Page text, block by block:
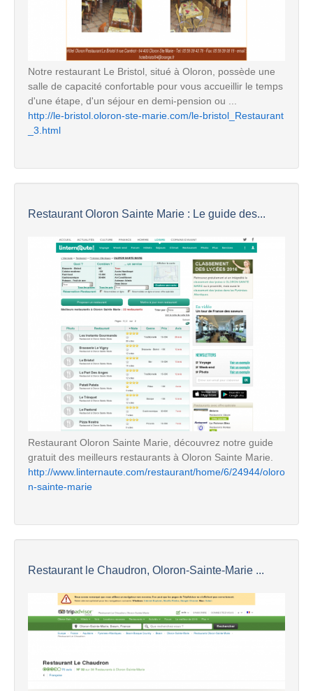
Notre restaurant Le Bristol, situé à Oloron, possède une
salle de capacité confortable pour vous accueillir le temps
d'une étape, d'un séjour en demi-pension ou ...
http://le-bristol.oloron-ste-marie.com/le-bristol_Restaurant
_3.html
Restaurant Oloron Sainte Marie : Le guide des...
Restaurant Oloron Sainte Marie, découvrez notre guide
gratuit des meilleurs restaurants à Oloron Sainte Marie.
http://www.linternaute.com/restaurant/home/6/24944/oloro
n-sainte-marie
Restaurant le Chaudron, Oloron-Sainte-Marie ...